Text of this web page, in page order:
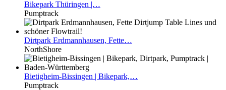
Bikepark Thüringen |…
Pumptrack
Dirtpark Erdmannhausen, Fette…
NorthShore
Bietigheim-Bissingen | Bikepark,…
Pumptrack